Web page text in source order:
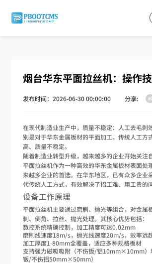
烟台华东平面拉丝机：操作
发布时间：2026-06-30 00:00:00 分享:
在现代制造业生产中，质量不稳定：人工去毛刺
别是对于华东金属板材的平面加工，传统人工方
高、质量不稳定。
随着制造业转型升级，越来越多的企业开始关注
平面拉丝机作为一种高效的华东金属板材表面处
来越多企业的首选。在华东地区，已有众多企业
代传统人工方式，有效解决了招工难、用工贵的问
设备工作原理
平面拉丝机主要通过磨刷、抛光等组合，对金属
刺、倒角、拉丝、抛光处理。其核心优势包括：
数控系统精确控制，加工精度可达0.02mm
磨刷线速度18m/s，抛光线速度20m/s，效率远
加工厚度1-80mm全覆盖，适应多种规格板材
支持强力磁吸吸附（不伤钣/铝10mm×10mm）
钣/不伤铝50mm×50mm）